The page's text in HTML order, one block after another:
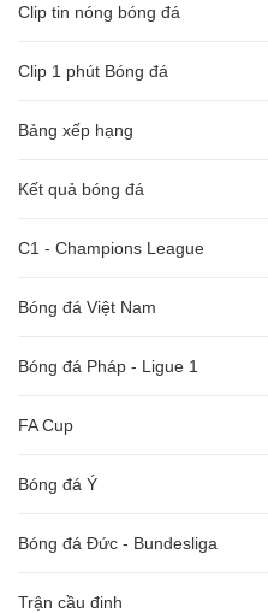
Clip tin nóng bóng đá
Clip 1 phút Bóng đá
Bảng xếp hạng
Kết quả bóng đá
C1 - Champions League
Bóng đá Việt Nam
Bóng đá Pháp - Ligue 1
FA Cup
Bóng đá Ý
Bóng đá Đức - Bundesliga
Trận cầu đinh